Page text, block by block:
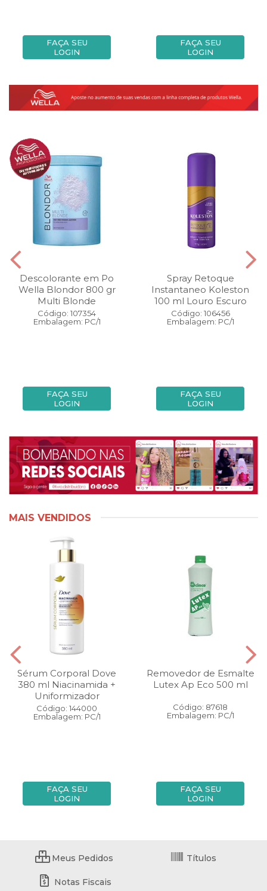
FAÇA SEU
LOGIN
FAÇA SEU
LOGIN
Descolorante em Po
Wella Blondor 800 gr
Multi Blonde
Código: 107354
Embalagem: PC/1
FAÇA SEU
LOGIN
Spray Retoque
Instantaneo Koleston
100 ml Louro Escuro
Código: 106456
Embalagem: PC/1
FAÇA SEU
LOGIN
MAIS VENDIDOS
Sérum Corporal Dove
380 ml Niacinamida +
Uniformizador
Código: 144000
Embalagem: PC/1
FAÇA SEU
LOGIN
Removedor de Esmalte
Lutex Ap Eco 500 ml
Código: 87618
Embalagem: PC/1
FAÇA SEU
LOGIN
Meus Pedidos Títulos
Notas Fiscais